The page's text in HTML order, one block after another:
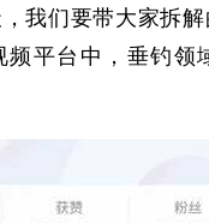
们要带大家拆解
频平台中，垂钓领